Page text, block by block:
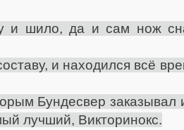
и шило, да и сам нож
и находился всё
Бундесвер заказывал
лучший, Викторинокс.